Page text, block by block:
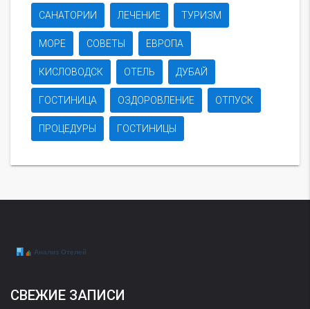
САНАТОРИИ ЛЕЧЕНИЕ ТУРИЗМ
МОРЕ СОВЕТЫ ЕВРОПА
КИСЛОВОДСК ОТЕЛЬ ДУБАЙ
ГОСТИНИЦА ОЗДОРОВЛЕНИЕ ОТПУСК
ПРОЦЕДУРЫ ГОСТИНИЦЫ
СВЕЖИЕ ЗАПИСИ